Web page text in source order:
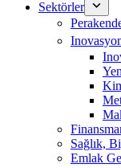
Sektörler
Sağlık,
Emlak